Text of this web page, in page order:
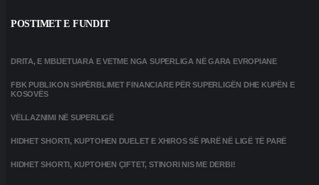
POSTIMET E FUNDIT
DRITA, E MBIJETUARA E VETME NGA SUPERLIGA NË GARA EVROPIANE
FBK PUBLIKON SHPËRBLIMET FINANCIARE PËR SUPERLIGËN DHE KUPËN E
KOSOVËS
VËLLAZNIMI NË SUPERLIGË
HIDHET SHORTI, KUPTOHEN DUELET E XHIROS SË PARË NË LIGË TË PARË
HIDHET SHORTI, KUPTOHEN ÇIFTET, STINORI NIS ME DERBI!